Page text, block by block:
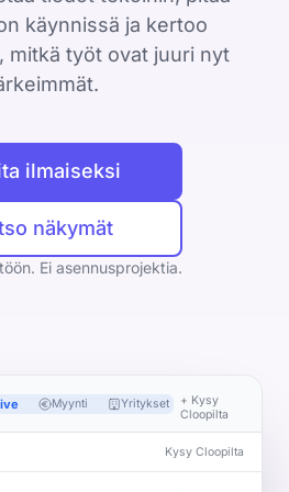
yhdessä
käynnissä ja kertoo
mitkä työt ovat juuri nyt
ilmaiseksi
näkymät
Ei asennusprojektia.
Myynti Yritykset Henkilöt
+ Kysy
Cloopilta
Kysy Cloopilta